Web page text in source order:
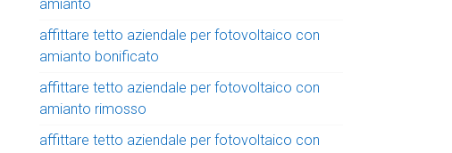
amianto
affittare tetto aziendale per fotovoltaico con
amianto bonificato
affittare tetto aziendale per fotovoltaico con
amianto rimosso
affittare tetto aziendale per fotovoltaico con